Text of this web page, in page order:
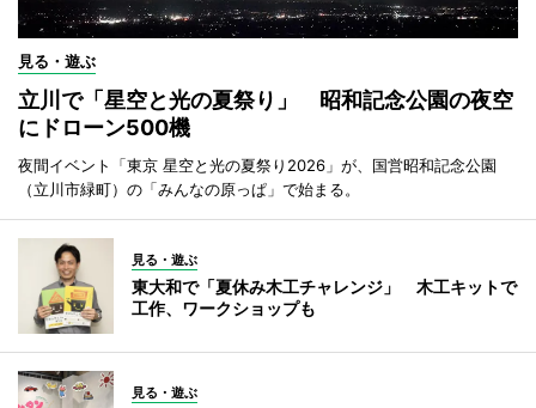
見る・遊ぶ
立川で「星空と光の夏祭り」 昭和記念公園の夜空
にドローン500機
夜間イベント「東京 星空と光の夏祭り2026」が、国営昭和記念公園
（立川市緑町）の「みんなの原っぱ」で始まる。
見る・遊ぶ
東大和で「夏休み木工チャレンジ」 木工キットで
工作、ワークショップも
見る・遊ぶ